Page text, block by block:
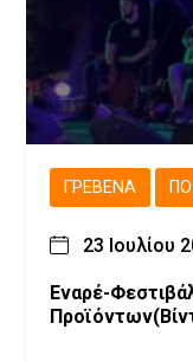
ΓΡΕΒΕΝΆ
23 Ιουλίου
Εναρέ-